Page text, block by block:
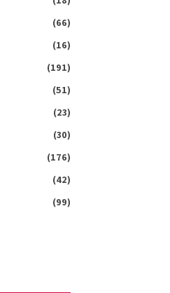
(66)
(16)
(191)
(51)
(23)
(30)
(176)
(42)
(99)